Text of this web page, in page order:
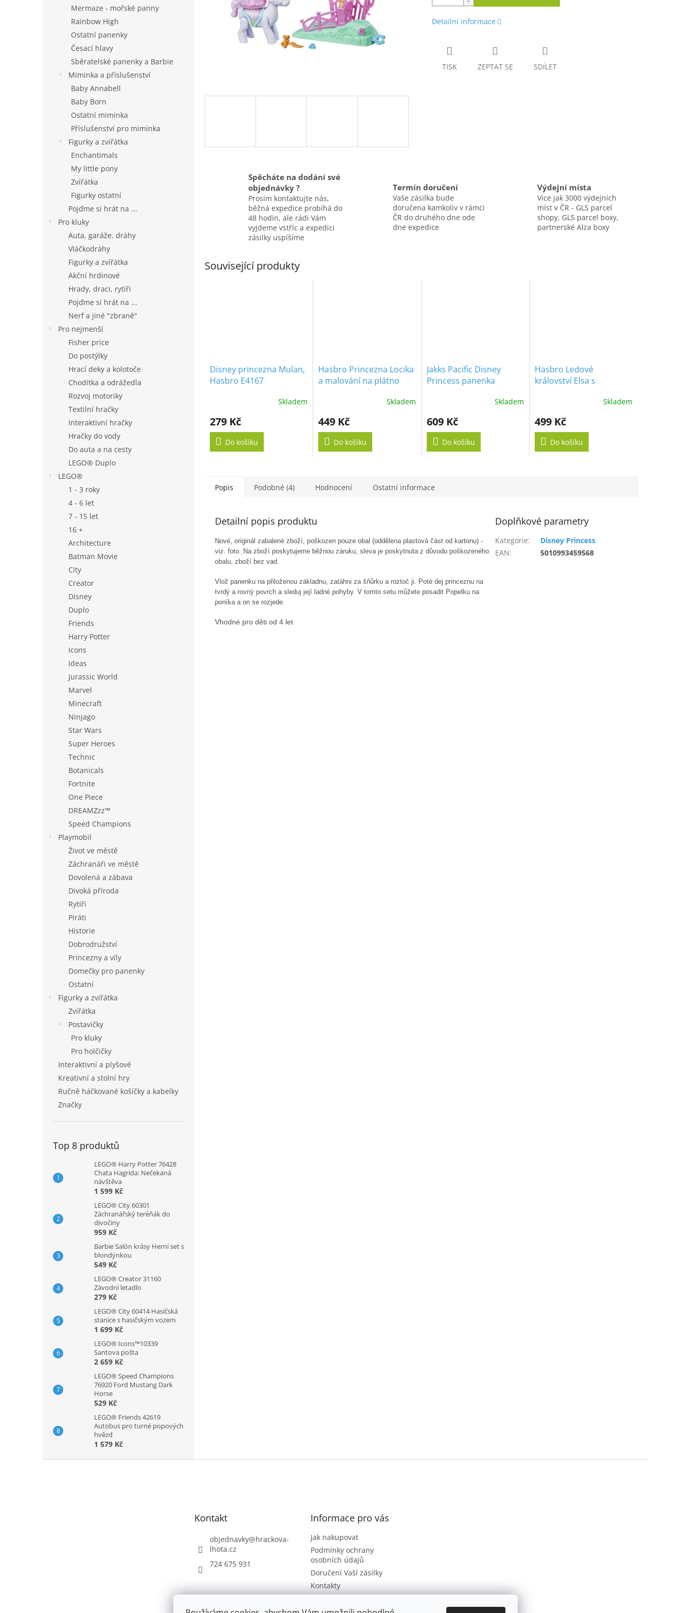
Mermaze - mořské panny
Rainbow High
Ostatní panenky
Česací hlavy
Sběratelské panenky a Barbie
Miminka a příslušenství
Baby Annabell
Baby Born
Ostatní miminka
Příslušenství pro miminka
Figurky a zvířátka
Enchantimals
My little pony
Zvířátka
Figurky ostatní
Pojďme si hrát na ...
Pro kluky
Auta, garáže, dráhy
Vláčkodráhy
Figurky a zvířátka
Akční hrdinové
Hrady, draci, rytíři
Pojďme si hrát na ...
Nerf a jiné "zbraně"
Pro nejmenší
Fisher price
Do postýlky
Hrací deky a kolotoče
Chodítka a odrážedla
Rozvoj motoriky
Textilní hračky
Interaktivní hračky
Hračky do vody
Do auta a na cesty
LEGO® Duplo
LEGO®
1 - 3 roky
4 - 6 let
7 - 15 let
16 +
Architecture
Batman Movie
City
Creator
Disney
Duplo
Friends
Harry Potter
Icons
Ideas
Jurassic World
Marvel
Minecraft
Ninjago
Star Wars
Super Heroes
Technic
Botanicals
Fortnite
One Piece
DREAMZzz™
Speed Champions
Playmobil
Život ve městě
Záchranáři ve městě
Dovolená a zábava
Divoká příroda
Rytíři
Piráti
Historie
Dobrodružství
Princezny a víly
Domečky pro panenky
Ostatní
Figurky a zvířátka
Zvířátka
Postavičky
Pro kluky
Pro holčičky
Interaktivní a plyšové
Kreativní a stolní hry
Ručně háčkované košíčky a kabelky
Značky
Top 8 produktů
LEGO® Harry Potter 76428
Chata Hagrida: Nečekaná
návštěva
1 599 Kč
LEGO® City 60301
Záchranářský teréňák do
divočiny
959 Kč
Barbie Salón krásy Herní set s
blondýnkou
549 Kč
LEGO® Creator 31160
Závodní letadlo
279 Kč
LEGO® City 60414 Hasičská
stanice s hasičským vozem
1 699 Kč
LEGO® Icons™10339
Santova pošta
2 659 Kč
LEGO® Speed Champions
76920 Ford Mustang Dark
Horse
529 Kč
LEGO® Friends 42619
Autobus pro turné popových
hvězd
1 579 Kč
Detailní informace
TISK ZEPTAT SE SDÍLET
Spěcháte na dodání své
objednávky ?
Prosím kontaktujte nás,
běžná expedice probíhá do
48 hodin, ale rádi Vám
vyjdeme vstříc a expedici
zásilky uspíšíme
Termín doručení
Vaše zásilka bude
doručena kamkoliv v rámci
ČR do druhého dne ode
dne expedice
Výdejní místa
Více jak 3000 výdejních
míst v ČR - GLS parcel
shopy, GLS parcel boxy,
partnerské Alza boxy
Související produkty
Disney princezna Mulan,
Hasbro E4167
Skladem
279 Kč
Do košíku
Hasbro Princezna Locika
a malování na plátno
Skladem
449 Kč
Do košíku
Jakks Pacific Disney
Princess panenka
Skladem
609 Kč
Do košíku
Hasbro Ledové
království Elsa s
Skladem
499 Kč
Do košíku
Popis Podobné (4) Hodnocení Ostatní informace
Detailní popis produktu
Nové, originál zabalené zboží, poškozen pouze obal (oddělena plastová část od kartonu) -
viz. foto. Na zboží poskytujeme běžnou záruku, sleva je poskytnuta z důvodu poškozeného
obalu, zboží bez vad.
Vlož panenku na přiloženou základnu, zatáhni za šňůrku a roztoč ji. Poté dej princeznu na
tvrdý a rovný povrch a sleduj její ladné pohyby. V tomto setu můžete posadit Popelku na
poníka a on se rozjede.
Vhodné pro děti od 4 let
Doplňkové parametry
Kategorie:
Disney Princess
EAN: 5010993459568
Kontakt
objednavky@hrackova-
lhota.cz
724 675 931
Informace pro vás
Jak nakupovat
Podmínky ochrany
osobních údajů
Doručení Vaší zásilky
Kontakty